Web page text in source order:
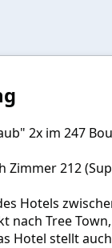
e
)
2x im 247
Zimmer 212
Hotels
nach Tree
Hotel stellt